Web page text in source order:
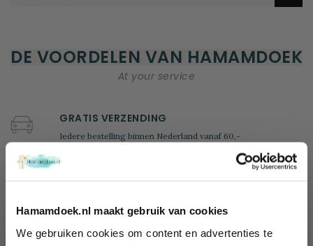
Hamamdoek.nl maakt gebruik van cookies
We gebruiken cookies om content en advertenties te
DE VOORDELEN VAN HAMAMDOEK
At your service
GRATIS VERZENDING
Iedere bestelling binnen Nederland vanaf 60,-
tel: +31 (0)85 - 4014635